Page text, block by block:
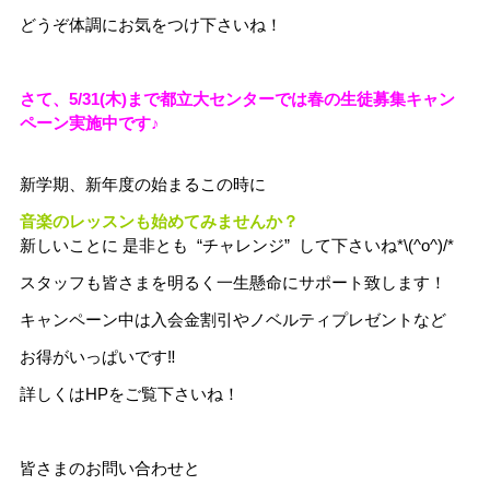
どうぞ体調にお気をつけ下さいね！
さて、5/31(木)まで都立大センターでは春の生徒募集キャン
ペーン実施中です♪
新学期、新年度の始まるこの時に
音楽のレッスンも始めてみませんか？
新しいことに 是非とも “チャレンジ” して下さいね*\(^o^)/*
スタッフも皆さまを明るく一生懸命にサポート致します！
キャンペーン中は入会金割引やノベルティプレゼントなど
お得がいっぱいです‼️
詳しくはHPをご覧下さいね！
皆さまのお問い合わせと